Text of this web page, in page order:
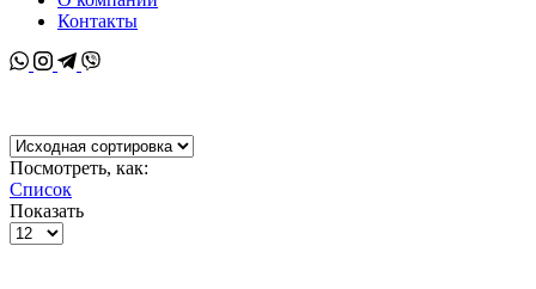
Контакты
Whatsapp
Instagram
Telegram
Viber
Посмотреть, как:
Список
Показать
Товаров